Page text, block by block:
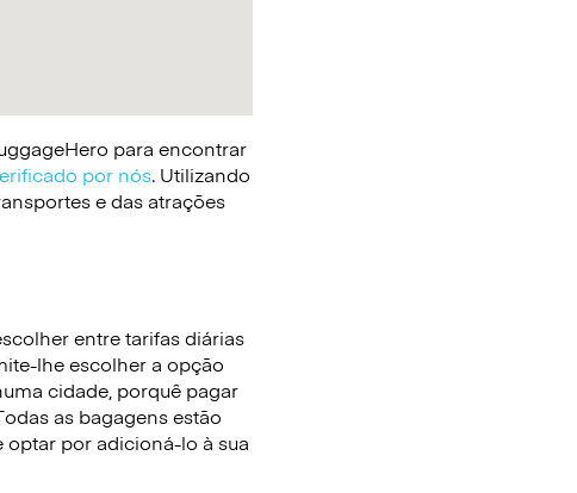
para encontrar
por nós. Utilizando
e das atrações
entre tarifas diárias
lhe escolher a opção
cidade, porquê pagar
as bagagens estão
por adicioná-lo à sua